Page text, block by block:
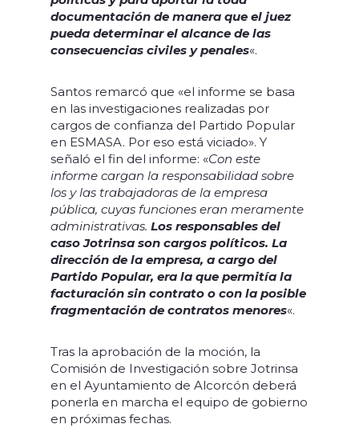
documentación de manera que el juez
pueda determinar el alcance de las
consecuencias civiles y penales«.
Santos remarcó que «el informe se basa
en las investigaciones realizadas por
cargos de confianza del Partido Popular
en ESMASA. Por eso está viciado». Y
señaló el fin del informe: «Con este
informe cargan la responsabilidad sobre
los y las trabajadoras de la empresa
pública, cuyas funciones eran meramente
administrativas. Los responsables del
caso Jotrinsa son cargos políticos. La
dirección de la empresa, a cargo del
Partido Popular, era la que permitía la
facturación sin contrato o con la posible
fragmentación de contratos menores«.
Tras la aprobación de la moción, la
Comisión de Investigación sobre Jotrinsa
en el Ayuntamiento de Alcorcón deberá
ponerla en marcha el equipo de gobierno
en próximas fechas.